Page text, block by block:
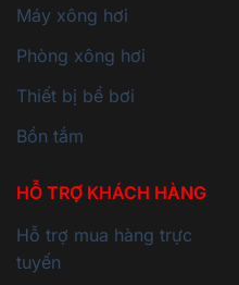
Máy xông hơi
Phòng xông hơi
Thiết bị bể bơi
Bồn tắm
HỖ TRỢ KHÁCH HÀNG
Hỗ trợ mua hàng trực
tuyến